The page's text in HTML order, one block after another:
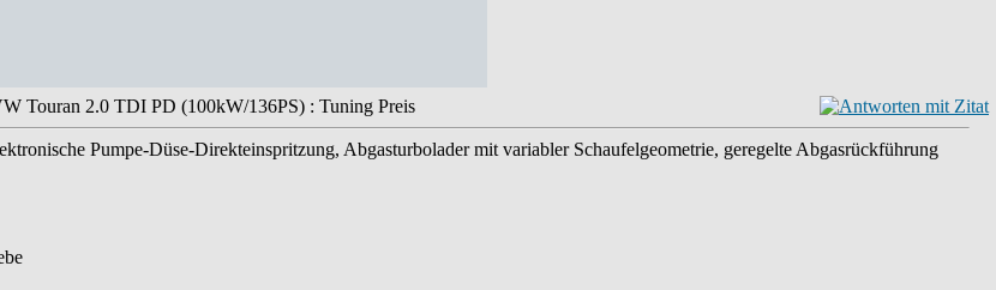
Touran 2.0 TDI PD (100kW/136PS) : Tuning Preis
Pumpe-Düse-Direkteinspritzung, Abgasturbolader mit variabler Schaufelgeometrie, geregelte Abgasrückführung